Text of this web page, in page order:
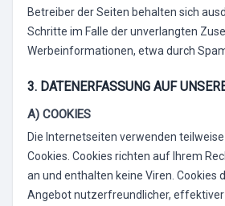
Betreiber der Seiten behalten sich
Schritte im Falle der unverlangten
Werbeinformationen, etwa durch
3. DATENERFASSUNG AUF
A) COOKIES
Die Internetseiten verwenden
Cookies. Cookies richten auf Ihrem
an und enthalten keine Viren. Cookies
Angebot nutzerfreundlicher, effektiver